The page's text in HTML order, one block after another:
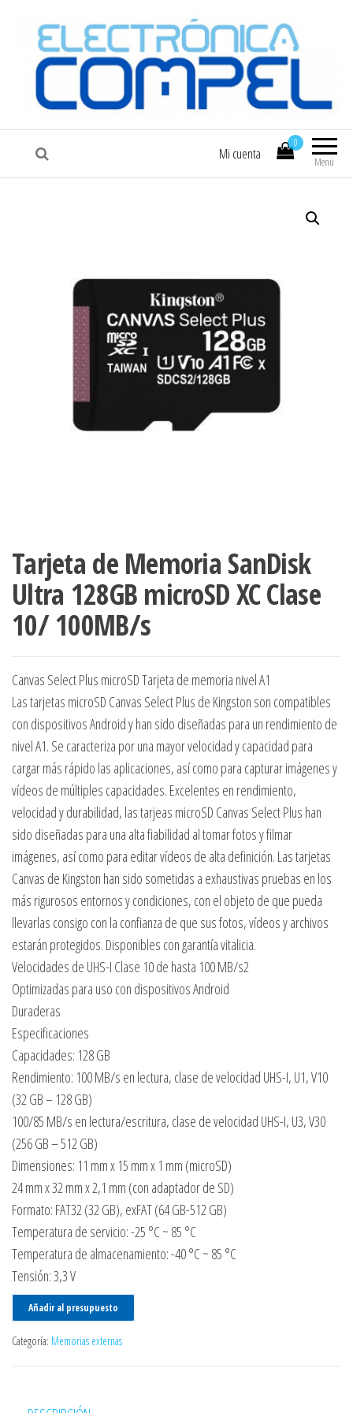
COMPEL Electrónica COMPEL
Menú
0
Mi cuenta
Tarjeta de Memoria SanDisk
Ultra 128GB microSD XC Clase
10/ 100MB/s
Canvas Select Plus microSD Tarjeta de memoria nivel A1
Las tarjetas microSD Canvas Select Plus de Kingston son compatibles
con dispositivos Android y han sido diseñadas para un rendimiento de
nivel A1. Se caracteriza por una mayor velocidad y capacidad para
cargar más rápido las aplicaciones, así como para capturar imágenes y
vídeos de múltiples capacidades. Excelentes en rendimiento,
velocidad y durabilidad, las tarjeas microSD Canvas Select Plus han
sido diseñadas para una alta fiabilidad al tomar fotos y filmar
imágenes, así como para editar vídeos de alta definición. Las tarjetas
Canvas de Kingston han sido sometidas a exhaustivas pruebas en los
más rigurosos entornos y condiciones, con el objeto de que pueda
llevarlas consigo con la confianza de que sus fotos, vídeos y archivos
estarán protegidos. Disponibles con garantía vitalicia.
Velocidades de UHS-I Clase 10 de hasta 100 MB/s2
Optimizadas para uso con dispositivos Android
Duraderas
Especificaciones
Capacidades: 128 GB
Rendimiento: 100 MB/s en lectura, clase de velocidad UHS-I, U1, V10
(32 GB – 128 GB)
100/85 MB/s en lectura/escritura, clase de velocidad UHS-I, U3, V30
(256 GB – 512 GB)
Dimensiones: 11 mm x 15 mm x 1 mm (microSD)
24 mm x 32 mm x 2,1 mm (con adaptador de SD)
Formato: FAT32 (32 GB), exFAT (64 GB-512 GB)
Temperatura de servicio: -25 °C ~ 85 °C
Temperatura de almacenamiento: -40 °C ~ 85 °C
Tensión: 3,3 V
Añadir al presupuesto
Categoría: Memorias externas